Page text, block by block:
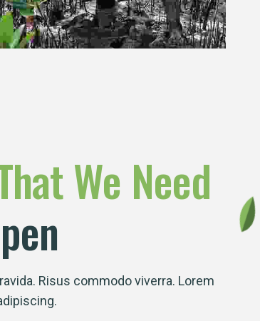
We Need
Risus commodo viverra. Lorem